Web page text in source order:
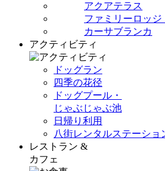
アクアテラス
ファミリーロッジ
カーサブランカ
アクティビティ
ドッグラン
四季の花径
ドッグプール・
じゃぶじゃぶ池
日帰り利用
八街レンタルステーショ
レストラン &
カフェ